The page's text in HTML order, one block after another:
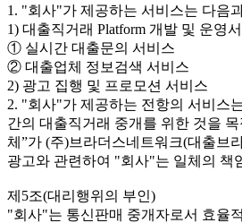
1. "회사"가 제공하는 서비스는 다음
1) 대출직거래 Platform 개발 및 운영
① 실시간 대출문의 서비스
② 대출업체 정보검색 서비스
2) 광고 집행 및 프로모션 서비스
2. "회사"가 제공하는 전항의 서비스
간의 대출직거래 중개를 위한 것을
체”가 (주)브라더스네트워크(대출브
광고와 관련하여 "회사"는 일체의 책
제5조(대리행위의 부인)
"회사"는 통신판매 중개자로서 효율